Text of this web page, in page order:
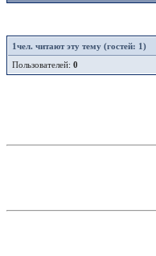
1чел. читают эту тему (гостей: 1)
Пользователей: 0